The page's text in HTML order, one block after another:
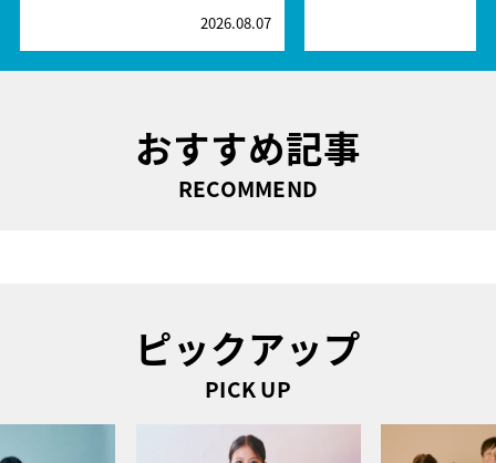
2026.08.07
おすすめ記事
RECOMMEND
ピックアップ
PICK UP